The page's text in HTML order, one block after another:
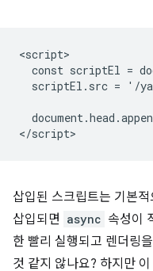
<script>
const scriptEl =
scriptEl.src = '/
삽입된 스크립트는 기본적
삽입되면 async 속성이
한 빨리 실행되고 렌더링
것 같지 않나요? 하지만 이